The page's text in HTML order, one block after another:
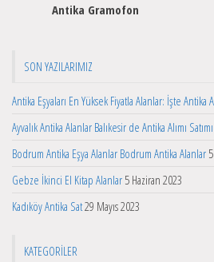
Antika Gramofon
SON YAZILARIMIZ
Antika Eşyaları En Yüksek Fiyatla Alanlar: İşte Antika
Ayvalık Antika Alanlar Balıkesir de Antika Alımı Satımı
Bodrum Antika Eşya Alanlar Bodrum Antika Alanlar
Gebze İkinci El Kitap Alanlar 5 Haziran 2023
Kadıköy Antika Sat29 Mayıs 2023
KATEGORILER